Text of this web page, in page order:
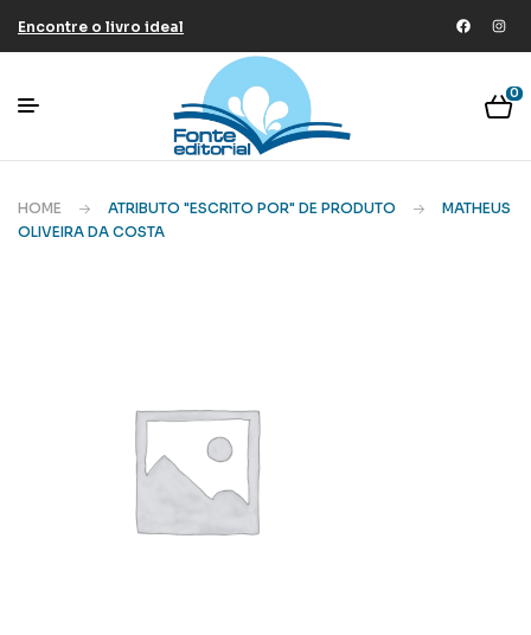
Encontre o livro ideal
0
HOME ATRIBUTO "ESCRITO POR" DE PRODUTO
MATHEUS
OLIVEIRA DA COSTA